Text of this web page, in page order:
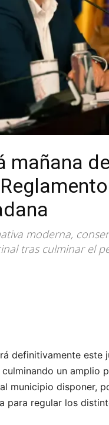
mañana
moderna,
tras culminar el
definitivamente este
un amplio
municipio disponer,
para regular los